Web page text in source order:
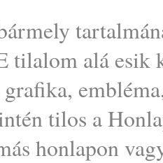
tilalom alá esik
grafika,
tilos a
honlapon